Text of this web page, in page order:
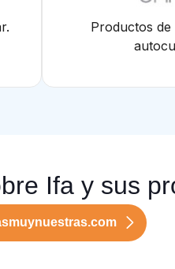
Productos
Ifa y sus